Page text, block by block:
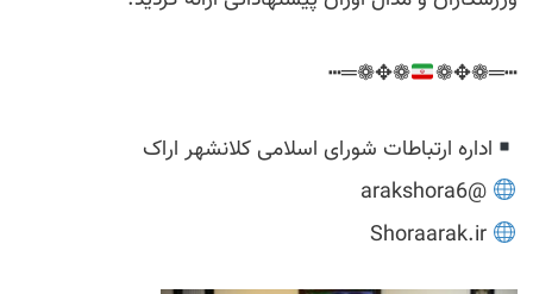
┅═❁✥❁
❁✥❁═┅
اداره ارتباطات شورای اسلامی کلانشهر اراک
@arakshora6
Shoraarak.ir